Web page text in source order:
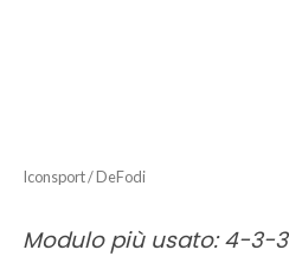
Iconsport / DeFodi
Modulo più usato: 4-3-3